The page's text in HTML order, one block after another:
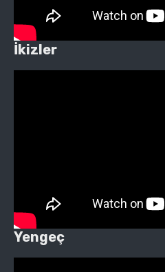
İkizler
Yengeç